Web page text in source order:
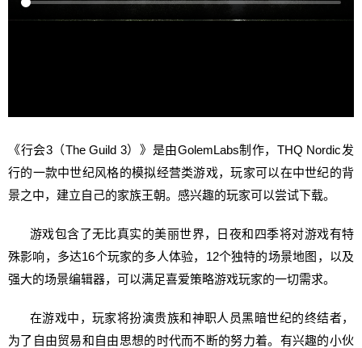
《行会3（The Guild 3）》是由GolemLabs制作，THQ Nordic发
行的一款中世纪风格的模拟经营类游戏，玩家可以在中世纪的背
景之中，建立自己的家族王朝。感兴趣的玩家可以尝试下载。
游戏包含了无比真实的美丽世界，日夜和四季将对游戏有特
殊影响，多达16个玩家的多人体验，12个独特的场景地图，以及
强大的场景编辑器，可以满足喜爱策略游戏玩家的一切需求。
在游戏中，玩家将扮演贵族和神职人员黑暗世纪的终结者，
为了自由贸易和自由思想的时代而不断的努力着。有兴趣的小伙